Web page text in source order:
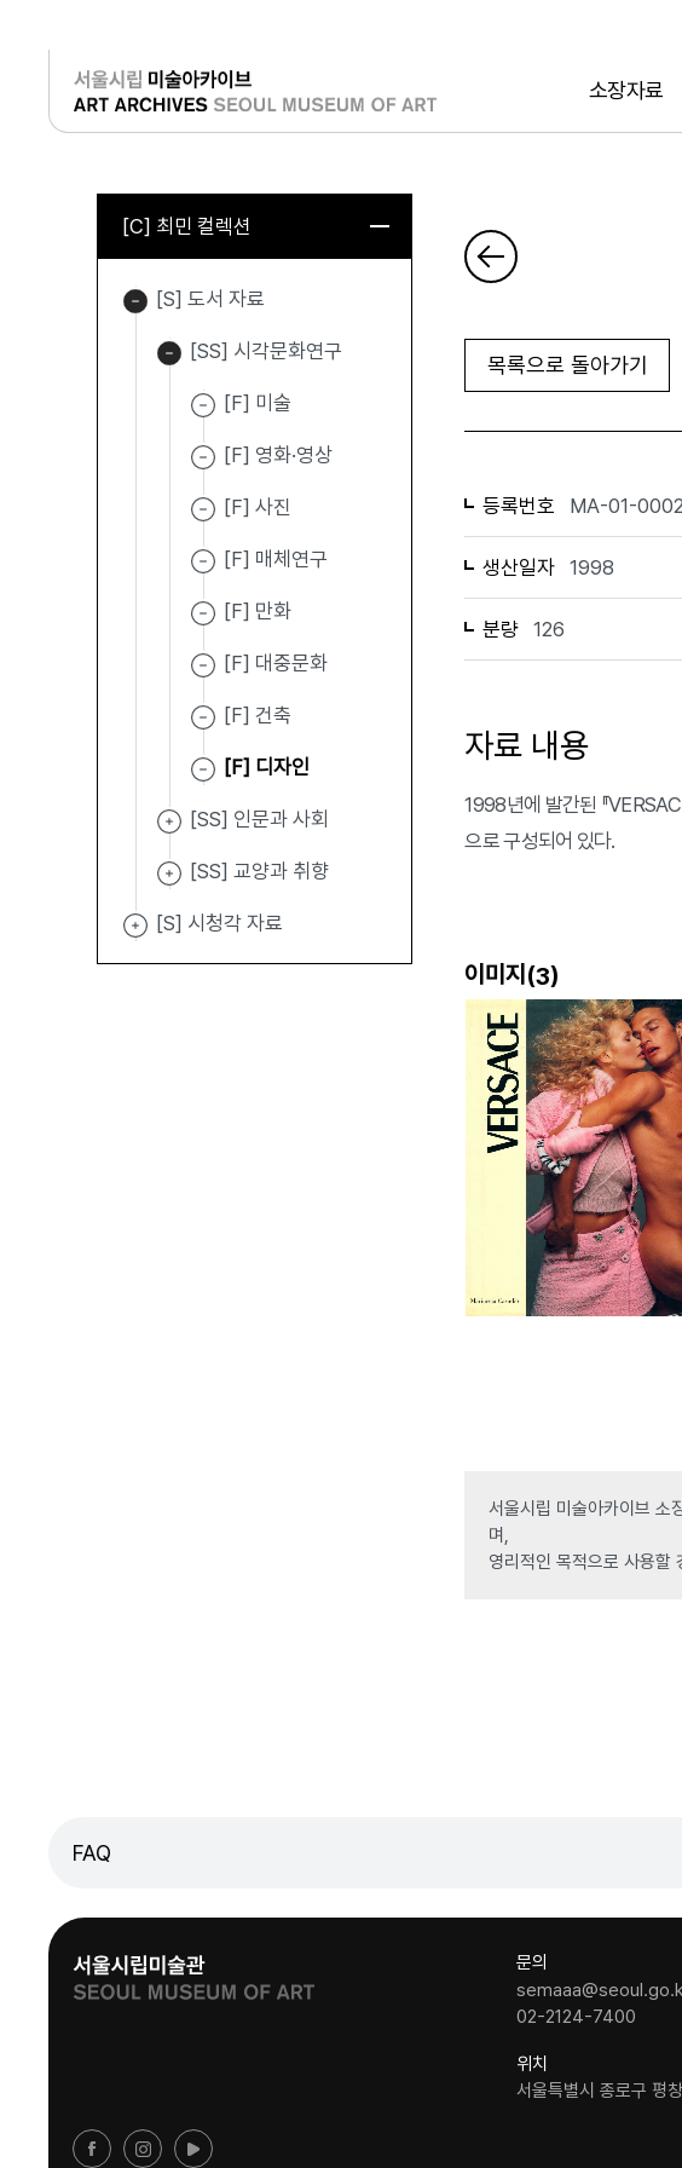
소장자료
로그인
[C] 최민 컬렉션
[S] 도서 자료
[SS] 시각문화연구
[F] 미술
[F] 영화·영상
[F] 사진
[F] 매체연구
[F] 만화
[F] 대중문화
[F] 건축
[F] 디자인
[SS] 인문과 사회
[SS] 교양과 취향
[S] 시청각 자료
목록으로 돌아가기
등록번호 MA-01-
생산일자 1998
분량 126
자료 내용
1998년에 발간된 『
으로 구성되어 있다.
이미지(3)
서울시립 미술아카이브 소
며,
영리적인 목적으로 사용할
FAQ
문의
02-2124-7400
위치
서울특별시 종로구 평